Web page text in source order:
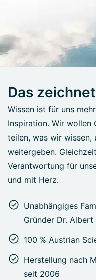
Das
Wissen ist für uns
Inspiration. Wir wollen
teilen, was wir wissen,
weitergeben.
Verantwortung für
und mit Herz.
Unabhängiges
Gründer Dr.
100 % Austrian
Herstellung nach
seit 2006